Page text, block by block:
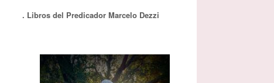
. Libros del Predicador Marcelo Dezzi